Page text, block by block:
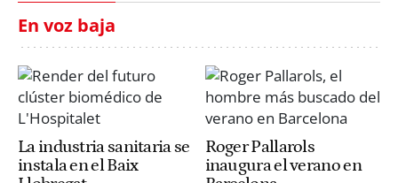
En voz baja
La industria sanitaria se
instala en el Baix
Roger Pallarols
inaugura el verano en